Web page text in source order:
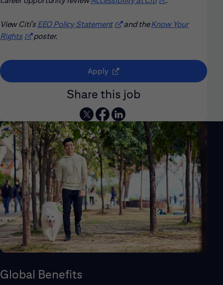
View Citi’sEEO Policy Statement(opens in new window)
and theKnow Your
Rights(opens in new window)
poster.
Apply (opens in new window)
Share this job
Global Benefits